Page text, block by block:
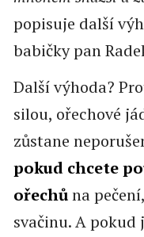
popisuje další
babičky pan
Další výhoda?
silou, ořechové
zůstane
pokud chcete
ořechůna
svačinu. A